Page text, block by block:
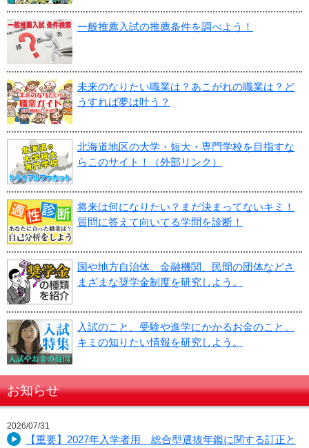
一般推薦入試の推薦条件を調べよう！
未来のなりたい職業は？あこがれの職業は？ど
うすれば夢は叶う？
北海道地区の大学・短大・専門学校を目指すな
らこのサイト！（外部リンク）
将来は何になりたい？まだ決まってないキミ！
質問に答えて向いてる学問を診断！
国や地方自治体、金融機関、民間の団体などさ
まざまな奨学金制度を研究しよう。
入試のこと、受験や進学にかかるお金のこと。
キミの知りたい情報を研究しよう。
お知らせ
2026/07/31
【重要】2027年入学者用 総合型選抜年鑑に関する訂正と